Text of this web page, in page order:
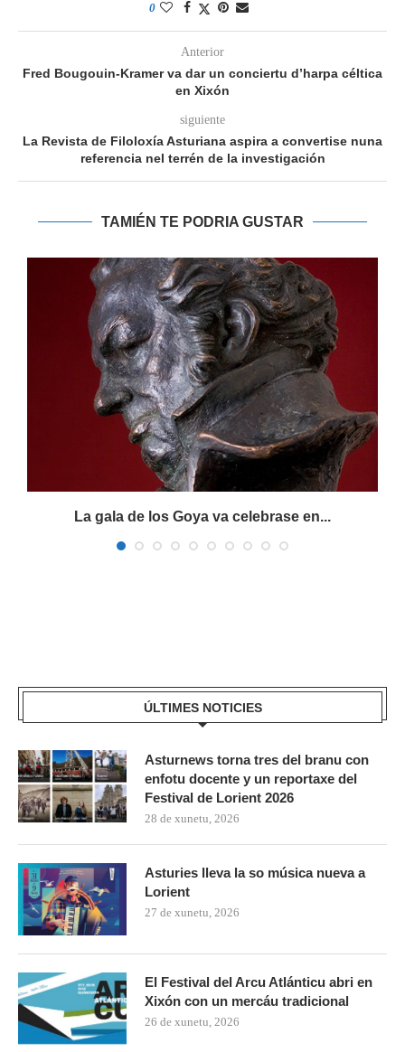
0
Anterior
Fred Bougouin-Kramer va dar un conciertu d’harpa céltica
en Xixón
siguiente
La Revista de Filoloxía Asturiana aspira a convertise nuna
referencia nel terrén de la investigación
TAMIÉN TE PODRIA GUSTAR
La gala de los Goya va celebrase en...
ÚLTIMES NOTICIES
Asturnews torna tres del branu con
enfotu docente y un reportaxe del
Festival de Lorient 2026
28 de xunetu, 2026
Asturies lleva la so música nueva a
Lorient
27 de xunetu, 2026
El Festival del Arcu Atlánticu abri en
Xixón con un mercáu tradicional
26 de xunetu, 2026